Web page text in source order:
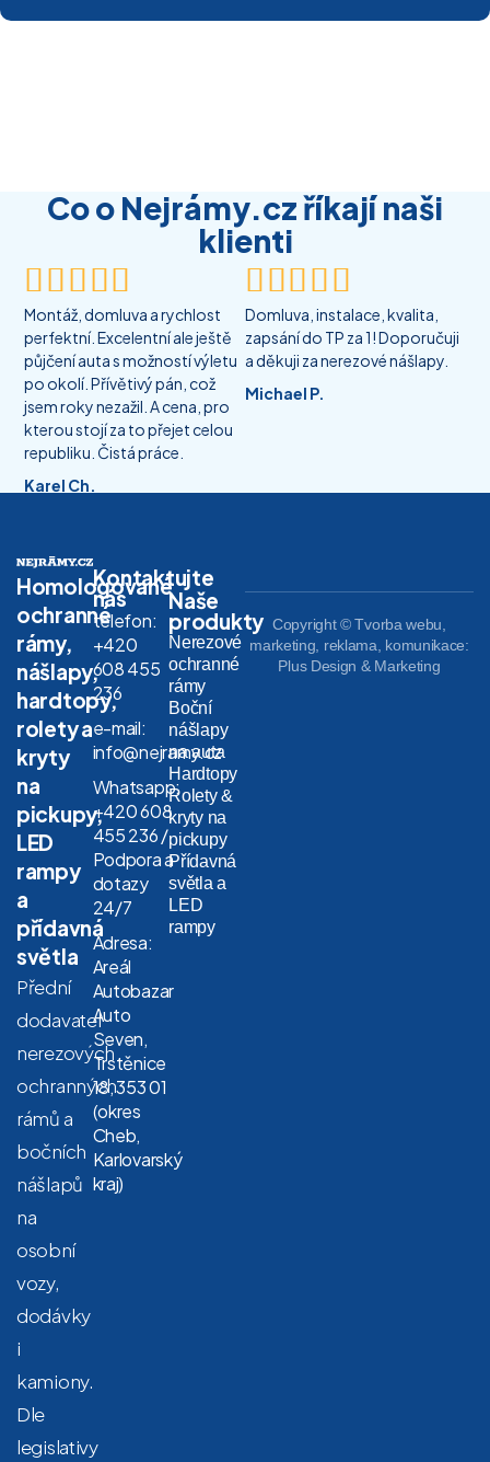
Co o Nejrámy.cz říkají naši
klienti

Montáž, domluva a rychlost
perfektní. Excelentní ale ještě
půjčení auta s možností výletu
po okolí. Přívětivý pán, což
jsem roky nezažil. A cena, pro
kterou stojí za to přejet celou
republiku. Čistá práce.
Karel Ch.

Domluva, instalace, kvalita,
zapsání do TP za 1! Doporučuji
a děkuji za nerezové nášlapy.
Michael P.
Homologované
ochranné
rámy,
nášlapy,
hardtopy,
rolety a
kryty
na
pickupy,
LED
rampy
a
přídavná
světla
Přední
dodavatel
nerezových
ochranných
rámů a
bočních
nášlapů
na
osobní
vozy,
dodávky
i
kamiony.
Dle
legislativy
Kontaktujte
nás
telefon:
+420
608 455
236
e-mail:
info@nejramy.cz
Whatsapp:
+420 608
455 236 /
Podpora a
dotazy
24/7
Adresa:
Areál
Autobazar
Auto
Seven,
Trstěnice
18, 353 01
(okres
Cheb,
Karlovarský
kraj)
Naše
produkty
Nerezové
ochranné
rámy
Boční
nášlapy
na auta
Hardtopy
Rolety &
kryty na
pickupy
Přídavná
světla a
LED
rampy
Copyright © Tvorba webu,
marketing, reklama, komunikace:
Plus Design & Marketing